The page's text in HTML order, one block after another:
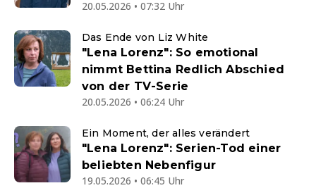
20.05.2026 • 07:32 Uhr
Das Ende von Liz White
"Lena Lorenz": So emotional
nimmt Bettina Redlich Abschied
von der TV-Serie
20.05.2026 • 06:24 Uhr
Ein Moment, der alles verändert
"Lena Lorenz": Serien-Tod einer
beliebten Nebenfigur
19.05.2026 • 06:45 Uhr